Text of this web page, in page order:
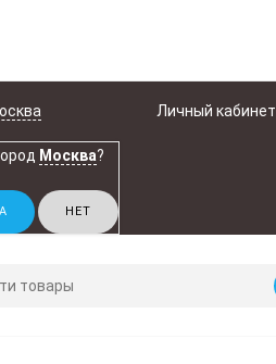
Москва?
Личный кабинет